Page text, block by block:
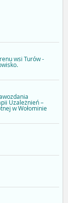
wsi Turów -
Uzależnień –
w Wołominie